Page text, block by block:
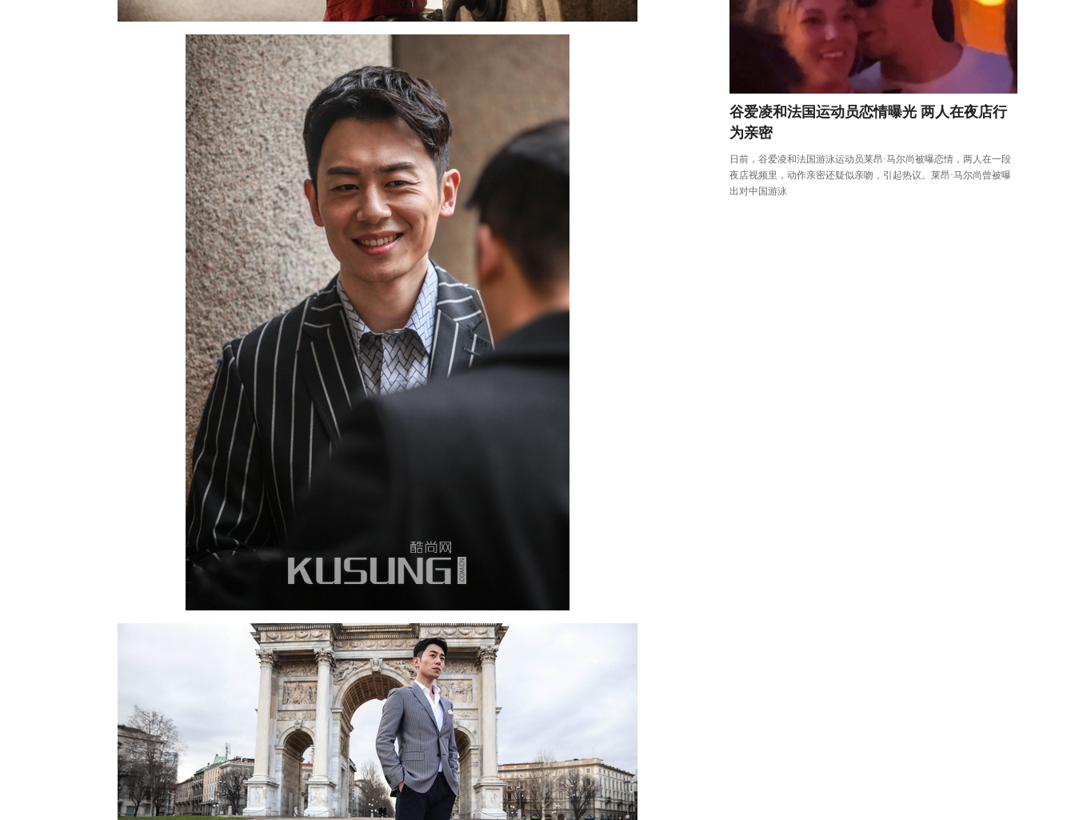
谷爱凌和法国运动员恋情曝光 两人在夜店行
为亲密
日前，谷爱凌和法国游泳运动员莱昂·马尔尚被曝恋情，两人在一段
夜店视频里，动作亲密还疑似亲吻，引起热议。莱昂·马尔尚曾被曝
出对中国游泳